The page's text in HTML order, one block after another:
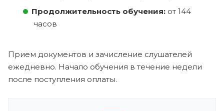
Продолжительность обучения: от 144
часов
Прием документов и зачисление слушателей
ежедневно. Начало обучения в течение недели
после поступления оплаты.